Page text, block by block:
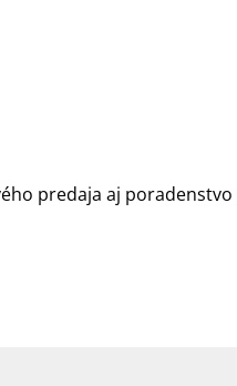
predaja aj